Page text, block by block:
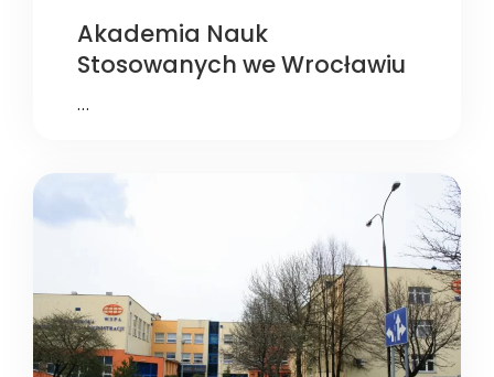
Akademia Nauk
Stosowanych we Wrocławiu
…